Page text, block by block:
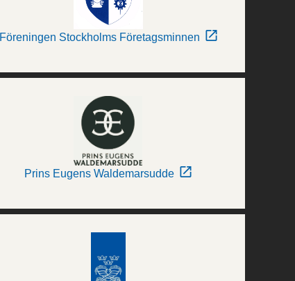
Föreningen Stockholms Företagsminnen
Prins Eugens Waldemarsudde